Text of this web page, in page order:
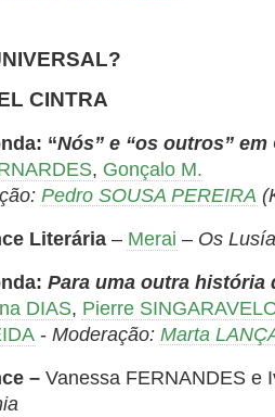
CINTRA
“Nós” e “os outros” em
, Gonçalo M.
Pedro SOUSA PEREIRA
Literária – Merai – Os
Para uma outra história
DIAS, Pierre
- Moderação: Marta
– Vanessa FERNANDES e